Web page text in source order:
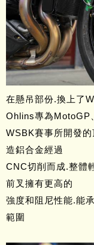
在懸吊部份.換上了
Ohlins專為MotoGP
WSBK賽事所開發
造鋁合金經過
CNC切削而成.整體
前叉擁有更高的
強度和阻尼性能.能
範圍